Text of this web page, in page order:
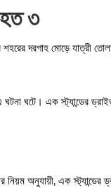
৩
দরগাহ মোড়ে যাত্রী
ঘটে। এক স্ট্যান্ডের
অনুযায়ী, এক স্ট্যান্ডের